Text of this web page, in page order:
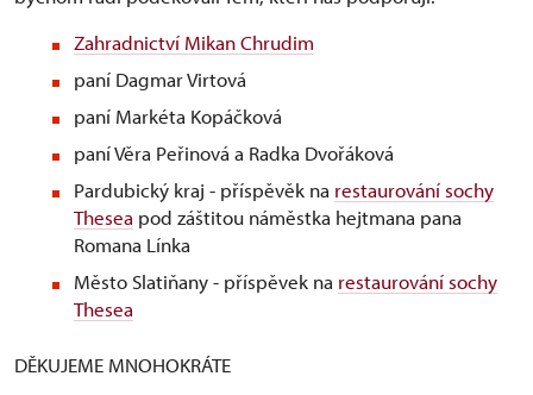
Zahradnictví Mikan Chrudim
paní Dagmar Virtová
paní Markéta Kopáčková
paní Věra Peřinová a Radka Dvořáková
Pardubický kraj - příspěvěk na restaurování sochy
Thesea pod záštitou náměstka hejtmana pana
Romana Línka
Město Slatiňany - příspěvek na restaurování sochy
Thesea
DĚKUJEME MNOHOKRÁTE